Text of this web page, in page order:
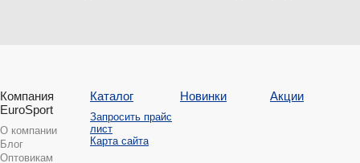
Компания
EuroSport
О компании
Блог
Оптовикам
Каталог
Запросить прайс
лист
Карта сайта
Новинки Акции